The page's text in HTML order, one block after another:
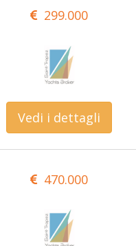
299.000
Vedi i dettagli
470.000